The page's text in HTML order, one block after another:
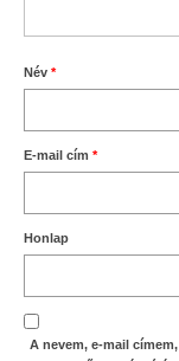
Név *
E-mail cím *
Honlap
A nevem, e-mail